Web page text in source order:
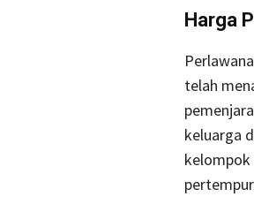
Harga
telah
keluarga
kelompok